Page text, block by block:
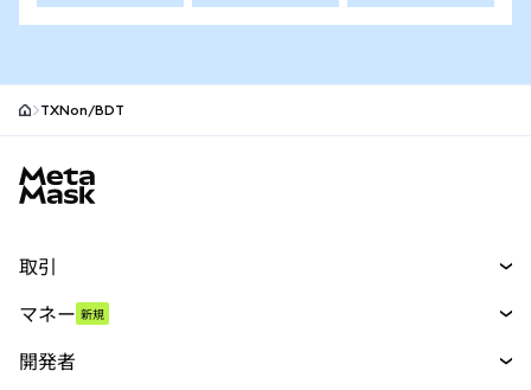
TXNon/BDT
取引
パーペチュアル
マネー 新規
開発者